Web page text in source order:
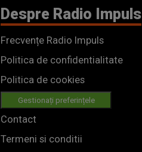
Despre Radio Impuls
Frecvențe Radio Impuls
Politica de confidentialitate
Politica de cookies
Gestionați preferințele
Contact
Termeni si conditii